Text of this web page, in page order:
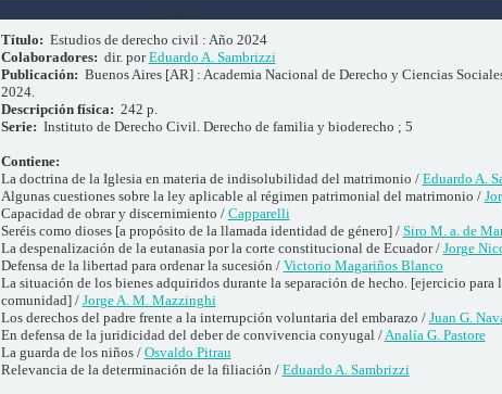
Libros
Título: Estudios de derecho civil : Año 2024
Colaboradores: dir. porEduardo A. Sambrizzi
Publicación: Buenos Aires [AR] : Academia Nacional de Derecho y Ciencias
2024.
Descripción física: 242 p.
Serie: Instituto de Derecho Civil. Derecho de familia y bioderecho ; 5
Contiene:
La doctrina de la Iglesia en materia de indisolubilidad del matrimonio / Eduardo A.
Algunas cuestiones sobre la ley aplicable al régimen patrimonial del matrimonio /
Capacidad de obrar y discernimiento / Capparelli
Seréis como dioses [a propósito de la llamada identidad de género] / Siro M. a. de
La despenalización de la eutanasia por la corte constitucional de Ecuador / Jorge
Defensa de la libertad para ordenar la sucesión / Victorio Magariños Blanco
La situación de los bienes adquiridos durante la separación de hecho. [ejercicio
comunidad] / Jorge A. M. Mazzinghi
Los derechos del padre frente a la interrupción voluntaria del embarazo / Juan G.
En defensa de la juridicidad del deber de convivencia conyugal / Analía G. Pastore
La guarda de los niños / Osvaldo Pitrau
Relevancia de la determinación de la filiación / Eduardo A. Sambrizzi